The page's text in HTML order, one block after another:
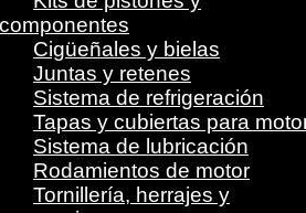
componentes
Cigüeñales y bielas
Juntas y retenes
Sistema de refrigeración
Tapas y cubiertas para
Sistema de lubricación
Rodamientos de motor
Tornillería, herrajes y